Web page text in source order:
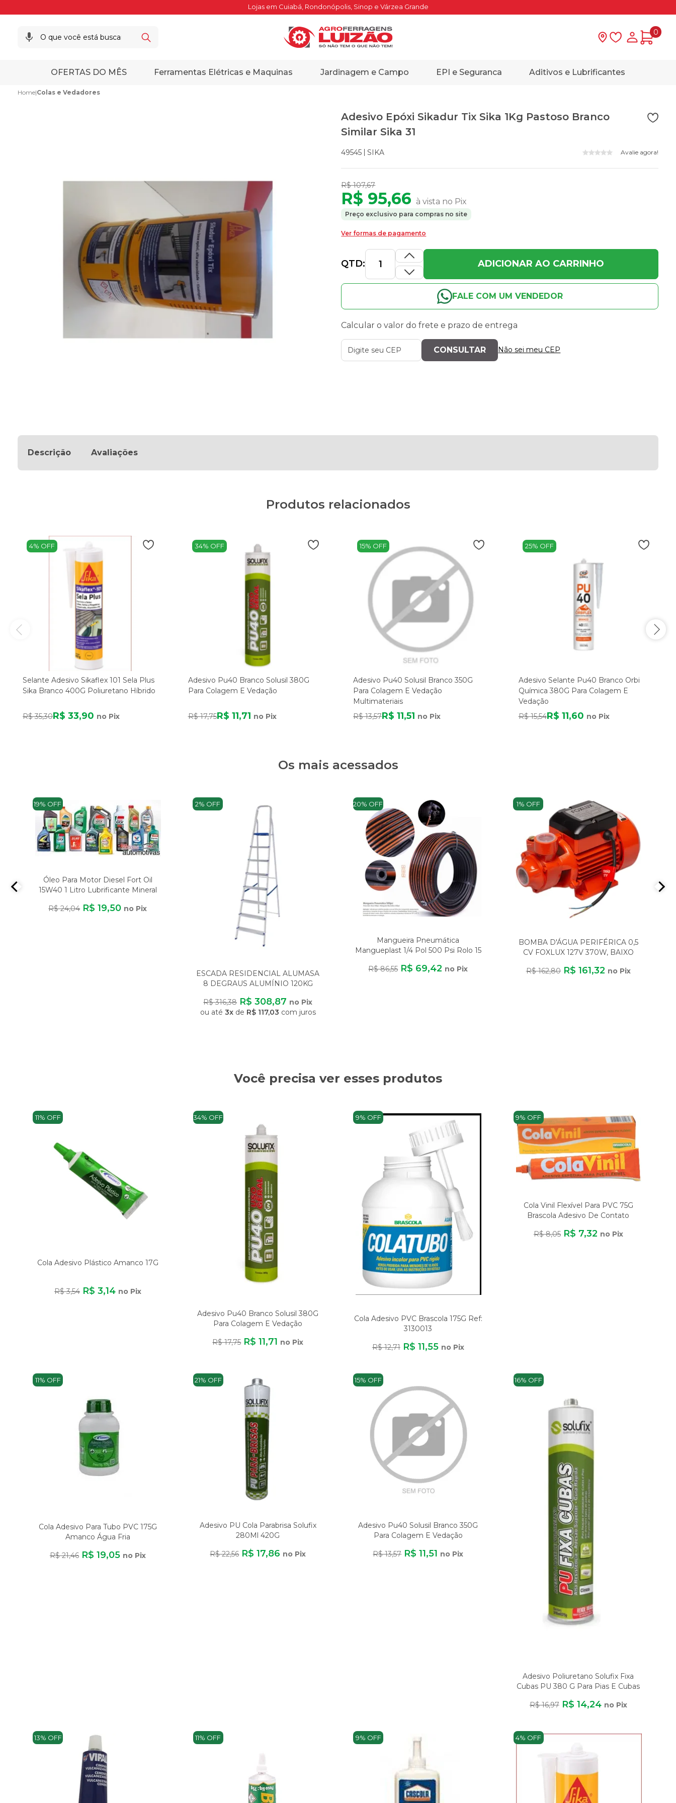
Lojas em Cuiabá, Rondonópolis, Sinop e Várzea Grande
Lista deMinha
0
OFERTAS DO MÊS Ferramentas Elétricas e Maquinas Jardinagem e Campo EPI e Seguranca Aditivos e Lubrificantes
Home|Colas e Vedadores
Adesivo Epóxi Sikadur Tix Sika 1Kg Pastoso Branco
Similar Sika 31
49545 SIKA Avalie agora!
R$ 107,67
R$ 95,66 à vista no Pix
Preço exclusivo para compras no site
Ver formas de pagamento
QTD: ADICIONAR AO CARRINHO
FALE COM UM VENDEDOR
Calcular o valor do frete e prazo de entrega
Não sei meu CEP
Descrição Avaliações
Produtos relacionados
4% OFF
Selante Adesivo Sikaflex 101 Sela Plus
Sika Branco 400G Poliuretano Híbrido
R$ 35,30R$ 33,90 no Pix
34% OFF
Adesivo Pu40 Branco Solusil 380G
Para Colagem E Vedação
R$ 17,75R$ 11,71 no Pix
15% OFF
Adesivo Pu40 Solusil Branco 350G
Para Colagem E Vedação
Multimateriais
R$ 13,57R$ 11,51 no Pix
25% OFF
Adesivo Selante Pu40 Branco Orbi
Química 380G Para Colagem E
Vedação
R$ 15,54R$ 11,60 no Pix
Os mais acessados
19% OFF
Óleo Para Motor Diesel Fort Oil
15W40 1 Litro Lubrificante Mineral
R$ 24,04 R$ 19,50 no Pix
2% OFF
ESCADA RESIDENCIAL ALUMASA
8 DEGRAUS ALUMÍNIO 120KG
R$ 316,38 R$ 308,87 no Pix
ou até 3xde R$ 117,03 com juros
20% OFF
Mangueira Pneumática
Mangueplast 1/4 Pol 500 Psi Rolo 15
R$ 86,55 R$ 69,42 no Pix
1% OFF
BOMBA D'ÁGUA PERIFÉRICA 0,5
CV FOXLUX 127V 370W, BAIXO
R$ 162,80 R$ 161,32 no Pix
Você precisa ver esses produtos
11% OFF
Cola Adesivo Plástico Amanco 17G
R$ 3,54 R$ 3,14 no Pix
34% OFF
Adesivo Pu40 Branco Solusil 380G
Para Colagem E Vedação
R$ 17,75 R$ 11,71 no Pix
9% OFF
Cola Adesivo PVC Brascola 175G Ref:
3130013
R$ 12,71 R$ 11,55 no Pix
9% OFF
Cola Vinil Flexível Para PVC 75G
Brascola Adesivo De Contato
R$ 8,05 R$ 7,32 no Pix
11% OFF
Cola Adesivo Para Tubo PVC 175G
Amanco Água Fria
R$ 21,46 R$ 19,05 no Pix
21% OFF
Adesivo PU Cola Parabrisa Solufix
280Ml 420G
R$ 22,56 R$ 17,86 no Pix
15% OFF
Adesivo Pu40 Solusil Branco 350G
Para Colagem E Vedação
R$ 13,57 R$ 11,51 no Pix
16% OFF
Adesivo Poliuretano Solufix Fixa
Cubas PU 380 G Para Pias E Cubas
R$ 16,97 R$ 14,24 no Pix
13% OFF 11% OFF 9% OFF 4% OFF